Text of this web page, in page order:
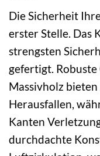
Die Sicherheit
erster Stelle. Das
strengsten
gefertigt.
Massivholz
Herausfallen,
Kanten
durchdachte